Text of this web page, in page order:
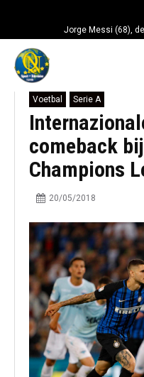
Jorge Messi (68),
Voetbal Serie A
comeback
Champions
20/05/2018